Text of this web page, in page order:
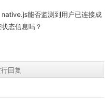
能否监测到用户已连接成
态信息吗？
回复